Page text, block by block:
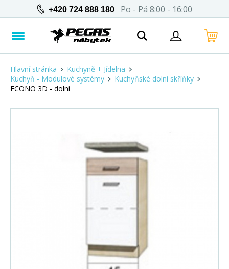
+420 724 888 180 Po - Pá 8:00 - 16:00
Hlavní stránka
Kuchyně + Jídelna
Kuchyň - Modulové systémy
Kuchyňské dolní skříňky
ECONO 3D - dolní